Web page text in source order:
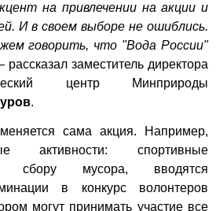
на привлечении на акции и
И в своем выборе не ошиблись.
говорить, что "Вода России"
заместитель директора
центр Минприроды
.
сама акция. Например,
активности: спортивные
сбору мусора, вводятся
в конкурс волонтеров
могут принимать участие все